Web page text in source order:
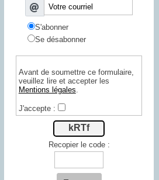
S'abonner
Se désabonner
Avant de soumettre ce formulaire,
veuillez lire et accepter les
Mentions légales.
J'accepte :
kRTf
Recopier le code :